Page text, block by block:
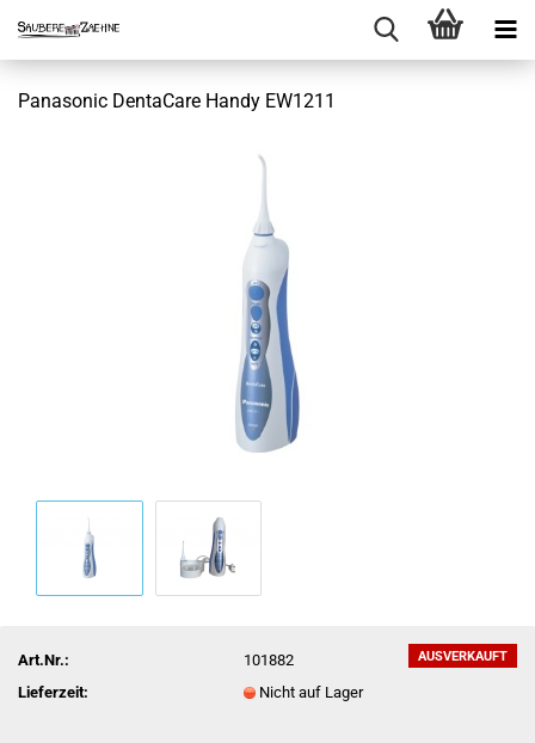
Panasonic DentaCare Handy EW1211
AUSVERKAUFT
Art.Nr.:
101882
Lieferzeit:
Nicht auf Lager